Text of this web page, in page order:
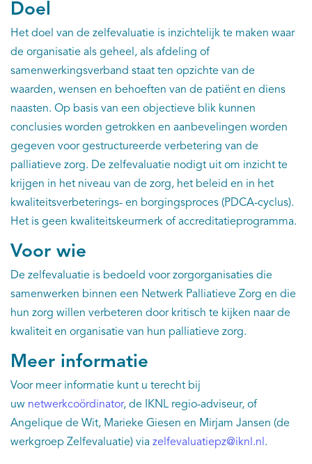
Doel
Het doel van de zelfevaluatie is inzichtelijk te maken waar
de organisatie als geheel, als afdeling of
samenwerkingsverband staat ten opzichte van de
waarden, wensen en behoeften van de patiënt en diens
naasten. Op basis van een objectieve blik kunnen
conclusies worden getrokken en aanbevelingen worden
gegeven voor gestructureerde verbetering van de
palliatieve zorg. De zelfevaluatie nodigt uit om inzicht te
krijgen in het niveau van de zorg, het beleid en in het
kwaliteitsverbeterings- en borgingsproces (PDCA-cyclus).
Het is geen kwaliteitskeurmerk of accreditatieprogramma.
Voor wie
De zelfevaluatie is bedoeld voor zorgorganisaties die
samenwerken binnen een Netwerk Palliatieve Zorg en die
hun zorg willen verbeteren door kritisch te kijken naar de
kwaliteit en organisatie van hun palliatieve zorg.
Meer informatie
Voor meer informatie kunt u terecht bij
uw netwerkcoördinator, de IKNL regio-adviseur, of
Angelique de Wit, Marieke Giesen en Mirjam Jansen (de
werkgroep Zelfevaluatie) via zelfevaluatiepz@iknl.nl .